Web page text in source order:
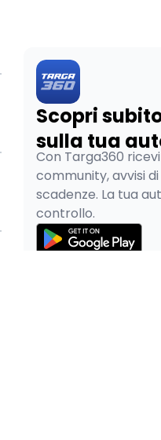
Scopri
sulla tua
Con Targa360
community, avvisi
scadenze. La tua
controllo.